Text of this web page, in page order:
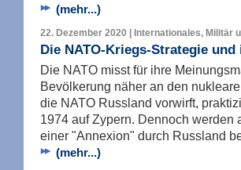
(mehr...)
22. Dezember 2020 | Internationales, Militär
Die NATO-Kriegs-Strategie
Die NATO misst für ihre
Bevölkerung näher an den
die NATO Russland vorwirft,
1974 auf Zypern. Dennoch werden
einer "Annexion" durch Russland
(mehr...)